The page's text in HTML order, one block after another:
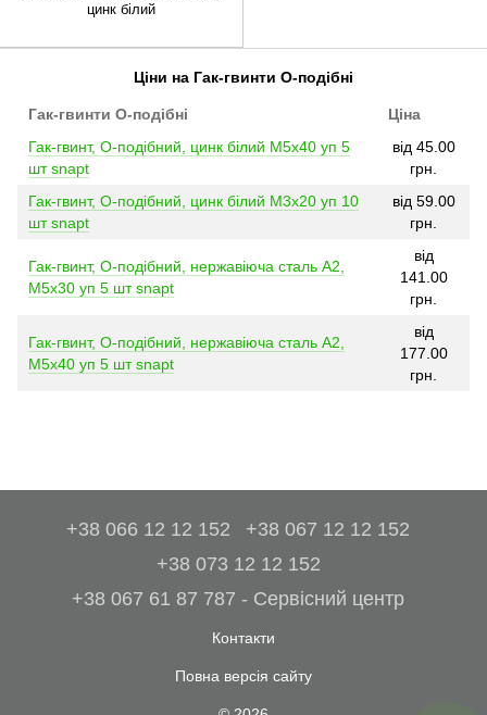
Ціни на Гак-гвинти О-подібні
Гак-гвинти О-подібні
Ціна
Гак-гвинт, O-подібний, цинк білий M5x40 уп 5
шт snapt
від 45.00
грн.
Гак-гвинт, O-подібний, цинк білий M3x20 уп 10
шт snapt
від 59.00
грн.
Гак-гвинт, O-подібний, нержавіюча сталь A2,
M5x30 уп 5 шт snapt
від
141.00
грн.
Гак-гвинт, O-подібний, нержавіюча сталь A2,
M5x40 уп 5 шт snapt
від
177.00
грн.
цинк білий
+38 066 12 12 152
+38 067 12 12 152
+38 073 12 12 152
+38 067 61 87 787 - Сервісний центр
Контакти
Повна версія сайту